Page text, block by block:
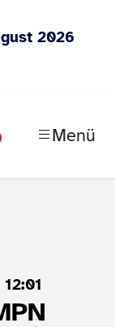
2026
Menü